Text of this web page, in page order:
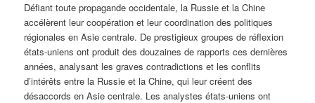
Défiant toute propagande occidentale, la Russie et la Chine
accélèrent leur coopération et leur coordination des politiques
régionales en Asie centrale. De prestigieux groupes de réflexion
états-uniens ont produit des douzaines de rapports ces dernières
années, analysant les graves contradictions et les conflits
d’intérêts entre la Russie et la Chine, qui leur créent des
désaccords en Asie centrale. Les analystes états-uniens ont